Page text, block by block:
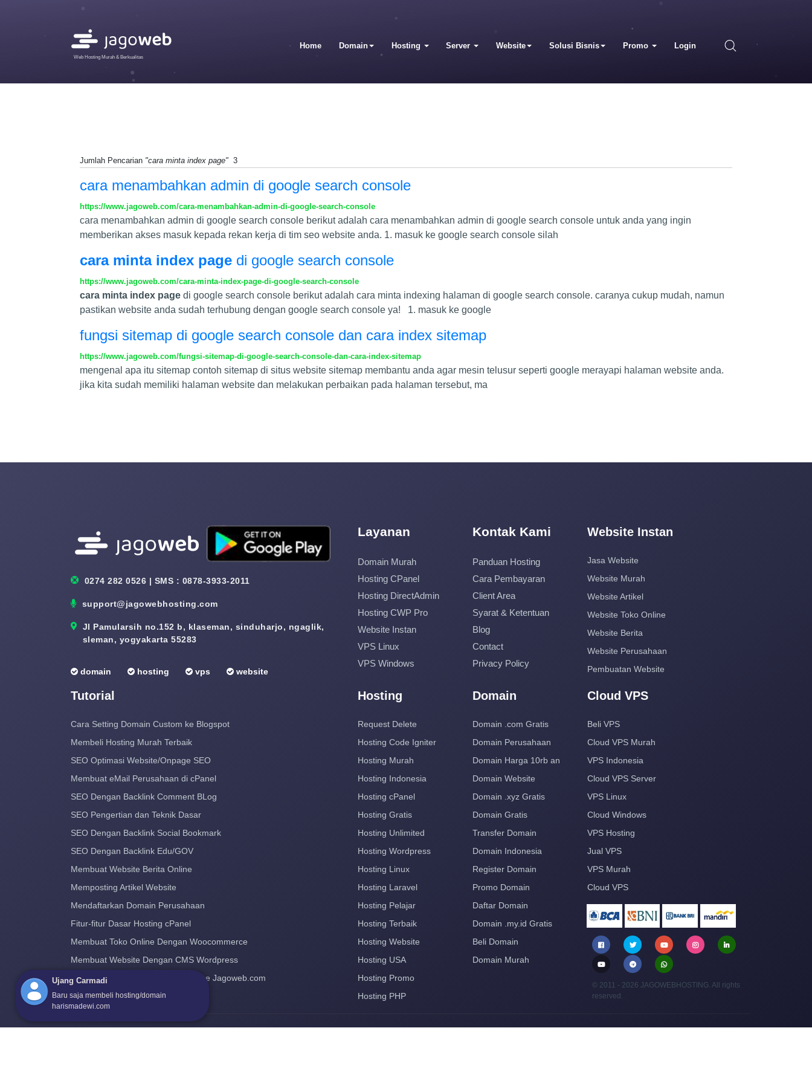
Web Hosting Murah & Berkualitas
Home Domain Hosting Server Website Solusi Bisnis Promo Login
Jumlah Pencarian "cara minta index page" 3
cara menambahkan admin di google search console
https://www.jagoweb.com/cara-menambahkan-admin-di-google-search-console
cara menambahkan admin di google search console berikut adalah cara menambahkan admin di google search console untuk anda yang ingin
memberikan akses masuk kepada rekan kerja di tim seo website anda. 1. masuk ke google search console silah
cara minta index page di google search console
https://www.jagoweb.com/cara-minta-index-page-di-google-search-console
cara minta index page di google search console berikut adalah cara minta indexing halaman di google search console. caranya cukup mudah, namun
pastikan website anda sudah terhubung dengan google search console ya! 1. masuk ke google
fungsi sitemap di google search console dan cara index sitemap
https://www.jagoweb.com/fungsi-sitemap-di-google-search-console-dan-cara-index-sitemap
mengenal apa itu sitemap contoh sitemap di situs website sitemap membantu anda agar mesin telusur seperti google merayapi halaman website anda.
jika kita sudah memiliki halaman website dan melakukan perbaikan pada halaman tersebut, ma
0274 282 0526 | SMS : 0878-3933-2011
support@jagowebhosting.com
Jl Pamularsih no.152 b, klaseman, sinduharjo, ngaglik,
sleman, yogyakarta 55283
domain hosting vps website
Layanan
Domain Murah
Hosting CPanel
Hosting DirectAdmin
Hosting CWP Pro
Website Instan
VPS Linux
VPS Windows
Kontak Kami
Panduan Hosting
Cara Pembayaran
Client Area
Syarat & Ketentuan
Blog
Contact
Privacy Policy
Website Instan
Jasa Website
Website Murah
Website Artikel
Website Toko Online
Website Berita
Website Perusahaan
Pembuatan Website
Tutorial
Cara Setting Domain Custom ke Blogspot
Membeli Hosting Murah Terbaik
SEO Optimasi Website/Onpage SEO
Membuat eMail Perusahaan di cPanel
SEO Dengan Backlink Comment BLog
SEO Pengertian dan Teknik Dasar
SEO Dengan Backlink Social Bookmark
SEO Dengan Backlink Edu/GOV
Membuat Website Berita Online
Memposting Artikel Website
Mendaftarkan Domain Perusahaan
Fitur-fitur Dasar Hosting cPanel
Membuat Toko Online Dengan Woocommerce
Membuat Website Dengan CMS Wordpress
Cara Pindah Hosting dan Domain ke Jagoweb.com
Hosting
Request Delete
Hosting Code Igniter
Hosting Murah
Hosting Indonesia
Hosting cPanel
Hosting Gratis
Hosting Unlimited
Hosting Wordpress
Hosting Linux
Hosting Laravel
Hosting Pelajar
Hosting Terbaik
Hosting Website
Hosting USA
Hosting Promo
Hosting PHP
Domain
Domain .com Gratis
Domain Perusahaan
Domain Harga 10rb an
Domain Website
Domain .xyz Gratis
Domain Gratis
Transfer Domain
Domain Indonesia
Register Domain
Promo Domain
Daftar Domain
Domain .my.id Gratis
Beli Domain
Domain Murah
Cloud VPS
Beli VPS
Cloud VPS Murah
VPS Indonesia
Cloud VPS Server
VPS Linux
Cloud Windows
VPS Hosting
Jual VPS
VPS Murah
Cloud VPS
© 2011 - 2026 JAGOWEBHOSTING. All rights
reserved.
Ujang Carmadi
Baru saja membeli hosting/domain
harismadewi.com